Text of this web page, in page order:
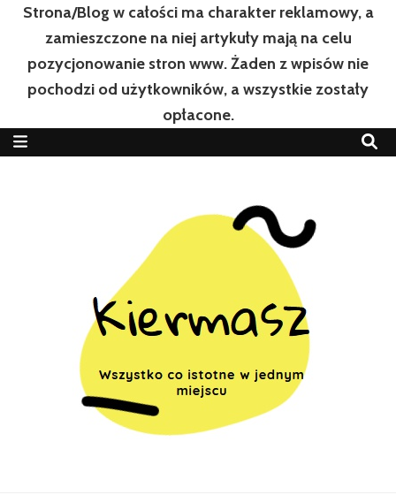
Strona/Blog w całości ma charakter reklamowy, a
zamieszczone na niej artykuły mają na celu
pozycjonowanie stron www. Żaden z wpisów nie
pochodzi od użytkowników, a wszystkie zostały
opłacone.